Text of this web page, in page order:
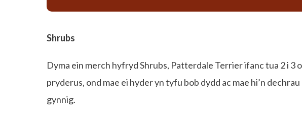
Shrubs
Dyma ein merch hyfryd Shrubs, Patterdale Terrier ifanc tua 2 i 3
pryderus, ond mae ei hyder yn tyfu bob dydd ac mae hi’n
gynnig.